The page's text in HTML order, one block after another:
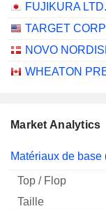
FUJIKURA LTD.
TARGET
NOVO
WHEATON
Market Analytics
Secteurs
Varia.
Matériaux de base